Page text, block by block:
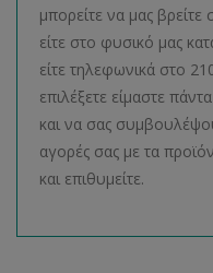
μπορείτε να μας βρείτε
είτε στο φυσικό μας
είτε τηλεφωνικά στο
επιλέξετε είμαστε
και να σας
αγορές σας με τα
και επιθυμείτε.